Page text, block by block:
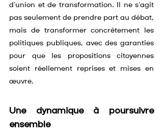
d’union et de transformation. Il ne s’agit
pas seulement de prendre part au débat,
mais de transformer concrètement les
politiques publiques, avec des garanties
pour que les propositions citoyennes
soient réellement reprises et mises en
œuvre.
Une dynamique à poursuivre
ensemble